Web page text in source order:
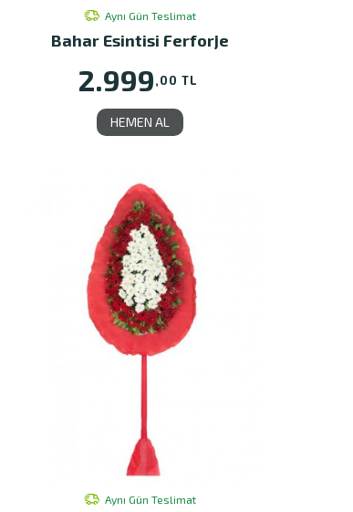
Aynı Gün Teslimat
Bahar Esintisi Ferforje
2.999,00 TL
HEMEN AL
Aynı Gün Teslimat